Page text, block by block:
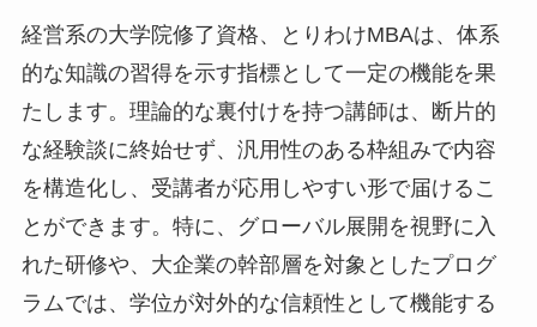
経営系の大学院修了資格、とりわけMBAは、体系
的な知識の習得を示す指標として一定の機能を果
たします。理論的な裏付けを持つ講師は、断片的
な経験談に終始せず、汎用性のある枠組みで内容
を構造化し、受講者が応用しやすい形で届けるこ
とができます。特に、グローバル展開を視野に入
れた研修や、大企業の幹部層を対象としたプログ
ラムでは、学位が対外的な信頼性として機能する